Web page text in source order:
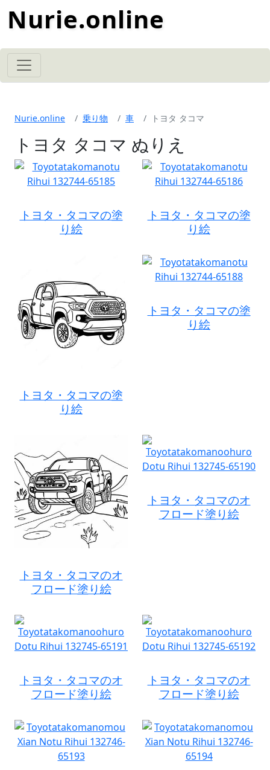
Nurie.online
Nurie.online 乗り物 車 トヨタ タコマ
トヨタ タコマ ぬりえ
トヨタ・タコマの塗
り絵
トヨタ・タコマの塗
り絵
トヨタ・タコマの塗
り絵
トヨタ・タコマの塗
り絵
トヨタ・タコマのオ
フロード塗り絵
トヨタ・タコマのオ
フロード塗り絵
トヨタ・タコマのオ
フロード塗り絵
トヨタ・タコマのオ
フロード塗り絵